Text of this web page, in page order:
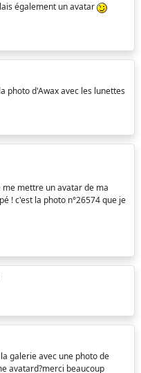
également un avatar
photo d'Awax avec les lunettes
mettre un avatar de ma
! c'est la photo n°26574 que je
galerie avec une photo de
avatard?merci beaucoup